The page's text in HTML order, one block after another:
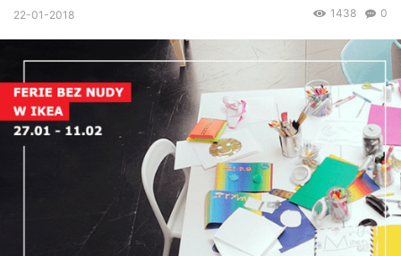
22-01-2018 0
1438